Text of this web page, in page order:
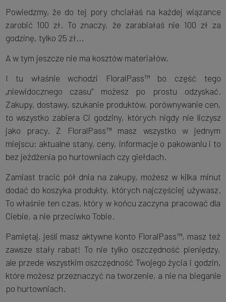
Powiedzmy, że do tej pory chciałaś na każdej wiązance
zarobić 100 zł. To znaczy, że zarabiałaś nie 100 zł za
godzinę, tylko 25 zł...
A w tym jeszcze nie ma kosztów materiałów.
I tu właśnie wchodzi FloralPass™ bo część tego
„niewidocznego czasu” możesz po prostu odzyskać.
Zakupy, dostawy, szukanie produktów, porównywanie cen,
to wszystko zabiera Ci godziny, których nigdy nie liczysz
jako pracy. Z FloralPass™ masz wszystko w jednym
miejscu: aktualne stany, ceny, informacje o pakowaniu i to
bez jeżdżenia po hurtowniach czy giełdach.
Zamiast tracić pół dnia na zakupy, możesz w kilka minut
dodać do koszyka produkty, których najczęściej używasz.
To właśnie ten czas, który w końcu zaczyna pracować dla
Ciebie, a nie przeciwko Tobie.
Pamiętaj, jeśli masz aktywne konto FloralPass™, masz też
zawsze stały rabat! To nie tylko oszczędność pieniędzy,
ale przede wszystkim oszczędność Twojego życia i godzin,
które możesz przeznaczyć na tworzenie, a nie na bieganie
po hurtowniach.